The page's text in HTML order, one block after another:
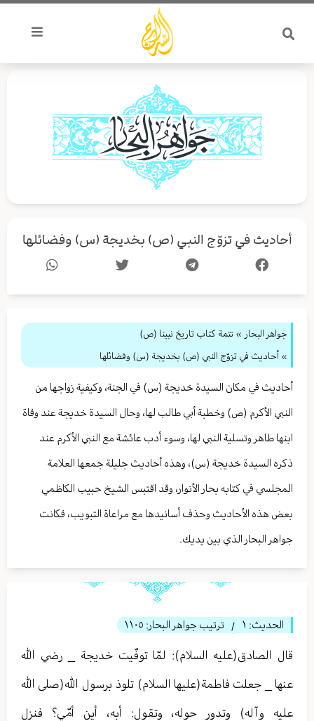
تخطي
المحتوى
أحاديث في تزوّج النبي (ص) بخديجة (س) وفضائلها
جواهر البحار » تتمة كتاب تاريخ نبينا (ص)
» أحاديث في تزوّج النبي (ص) بخديجة (س) وفضائلها
أحاديث في مكان السيدة خديجة (س) في الجنة، وكيفية زواجها من
النبي الأكرم (ص) وخطبة أبي طالب لها، وحال السيدة خديجة عند وفاة
ابنها طاهر وتسلية النبي لها، وسوء أدب عائشة مع النبي الأكرم عند
ذكره السيدة خديجة (س)، وهذه أحاديث جليلة جمعها العلامة
المجلسي في كتابه بحار الأنوار، وقد اقتبس الشيخ حبيب الكاظمي
بعض هذه الأحاديث وحذف أسانيدها مع مراعاة التبويب، فكانت
جواهر البحار الذي بين يديك.
الحديث: ١ / ترتيب جواهر البحار: ١١٠٥
قال الصادق(عليه السلام): لمّا توفّيت خديجة _ رضي الله
عنها _ جعلت فاطمة(عليها السلام) تلوذ برسول الله(صلى الله
عليه وآله) وتدور حوله، وتقول: أبه، أين أمّي؟ فنزل